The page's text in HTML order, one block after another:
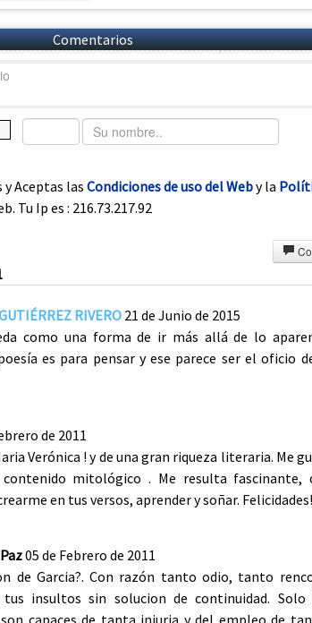
Comentarios
Aceptas lasCondiciones de uso del Weby la
Tu Ip es : 216.73.217.92
RIVERO 21 de Junio de 2015
como una forma de ir más allá de lo
es para pensar y ese parece ser el oficio
de 2011
Verónica ! y de una gran riqueza literaria. Me
contenido mitológico . Me resulta fascinante,
en tus versos, aprender y soñar. Felicidades!
05 de Febrero de 2011
de Garcia?. Con razón tanto odio, tanto
insultos sin solucion de continuidad. Solo